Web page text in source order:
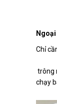
Chỉ
trông
chạy